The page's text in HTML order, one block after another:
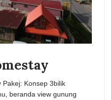
Pakej: Konsep 3bilik
beranda view gunung